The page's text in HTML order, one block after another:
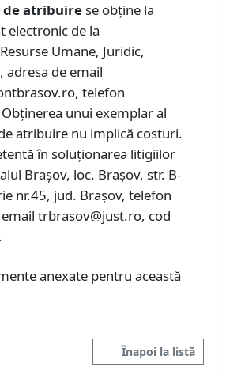
de atribuirese obține la
electronic de la
Umane, Juridic,
adresa de email
telefon
unui exemplar al
atribuire nu implică costuri.
în soluționarea litigiilor
Brașov, loc. Brașov, str. B-
nr.45, jud. Brașov, telefon
trbrasov@just.ro, cod
anexate pentru această
Înapoi la listă